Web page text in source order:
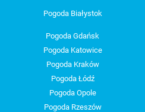
Pogoda Białystok
Pogoda Gdańsk
Pogoda Katowice
Pogoda Kraków
Pogoda Łódź
Pogoda Opole
Pogoda Rzeszów